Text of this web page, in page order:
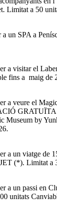
Limitat a 50
un SPA a
visitar el
fins a maig de
veure el
GRATUÏTA
Museum by
un viatge de
(*). Limitat a
un passi en
unitats